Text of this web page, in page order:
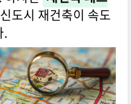
도시 재건축이 속도
.